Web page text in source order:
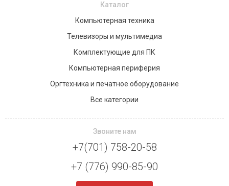
Каталог
Компьютерная техника
Телевизоры и мультимедиа
Комплектующие для ПК
Компьютерная периферия
Оргтехника и печатное оборудование
Все категории
Звоните нам
+7(701) 758-20-58
+7 (776) 990-85-90